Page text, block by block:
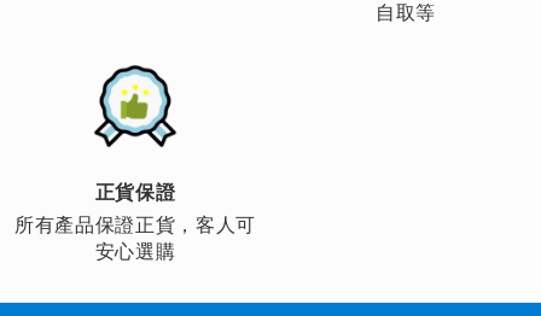
自取等
正貨保證
所有產品保證正貨，客人可
安心選購